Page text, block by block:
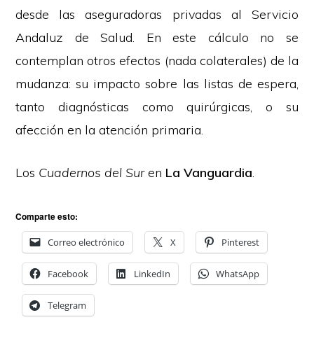
desde las aseguradoras privadas al Servicio
Andaluz de Salud. En este cálculo no se
contemplan otros efectos (nada colaterales) de la
mudanza: su impacto sobre las listas de espera,
tanto diagnósticas como quirúrgicas, o su
afección en la atención primaria.
Los Cuadernos del Suren La Vanguardia.
Comparte esto:
Correo electrónico X Pinterest
Facebook LinkedIn WhatsApp
Telegram